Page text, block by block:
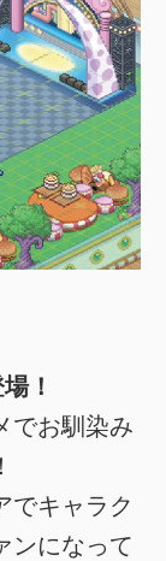
！
でお馴染み
でキャラク
ンになって